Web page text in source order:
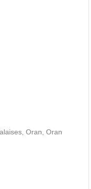
Oran, Oran